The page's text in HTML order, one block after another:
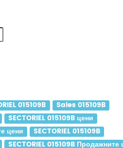
015109B
Sales 015109B
SECTORIEL 015109B цени
цени
SECTORIEL 015109B
SECTORIEL 015109B Продажните